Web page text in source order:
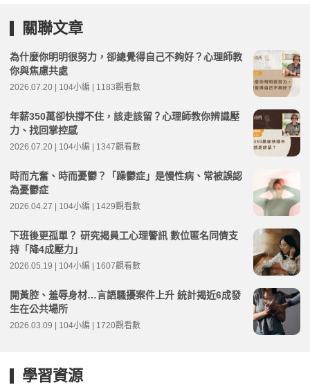
關聯文章
為什麼你明明很努力，卻總覺得自己不夠好？心理師教
你與焦慮共處
2026.07.20 | 104小編 | 1183觀看數
年薪350萬卻快撐不住，該走該留？心理師教你辨識壓
力、找回掌控感
2026.07.20 | 104小編 | 1347觀看數
時而亢奮、時而憂鬱？「躁鬱症」是慢性病、常被誤認
為憂鬱症
2026.04.27 | 104小編 | 1429觀看數
下班後更孤單？ 研究揭員工心理警訊 數位匿名同儕支
持「降4成壓力」
2026.05.19 | 104小編 | 1607觀看數
開黃腔、羞辱身材…言語騷擾案件上升 統計揭近6成發
生在公共場所
2026.03.09 | 104小編 | 1720觀看數
學習資源